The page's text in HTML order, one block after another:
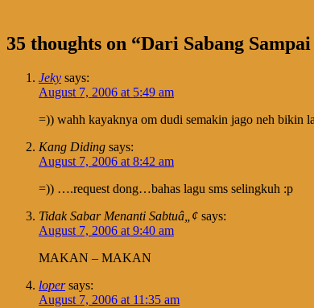
35 thoughts on “Dari Sabang
Jeky says:
August 7, 2006 at 5:49 am
=)) wahh kayaknya om dudi semakin jago neh bikin
Kang Diding says:
August 7, 2006 at 8:42 am
=)) ….request dong…bahas lagu sms selingkuh :p
Tidak Sabar Menanti Sabtuâ„¢ says:
August 7, 2006 at 9:40 am
MAKAN – MAKAN
loper says:
August 7, 2006 at 11:35 am